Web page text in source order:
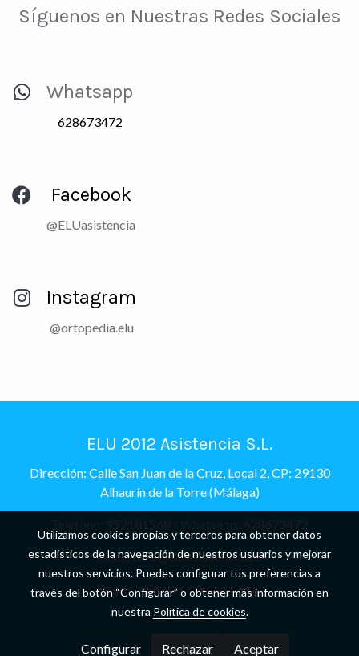
Síguenos en Nuestras Redes Sociales
Whatsapp
628673472
Facebook
@ELUasistencia
Instagram
@ortopedia.elu
ELU 2012 Asistencia S.L.
Dirección: Calle San Juan de la Cruz, Local 2, CP: 29130
Alhaurín de la Torre (Málaga)
Teléfono: 952101568 / Whatsapp: 628673472
Email:info@eluasistencia.es
Pagos y Envíos /Aviso Legal
Política de cookies
Utilizamos cookies propias y terceros para obtener datos
estadísticos de la navegación de nuestros usuarios y mejorar
nuestros servicios. Puedes configurar tus preferencias a
través del botón “Configurar” o obtener más información en
nuestra Política de cookies.
Configurar Rechazar Aceptar